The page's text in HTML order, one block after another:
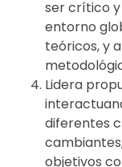
ser crítico
entorno
teóricos, y
Lidera
diferentes
objetivos